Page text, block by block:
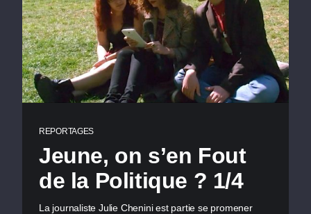
REPORTAGES
Jeune, on s’en Fout
de la Politique ? 1/4
La journaliste Julie Chenini est partie se promener